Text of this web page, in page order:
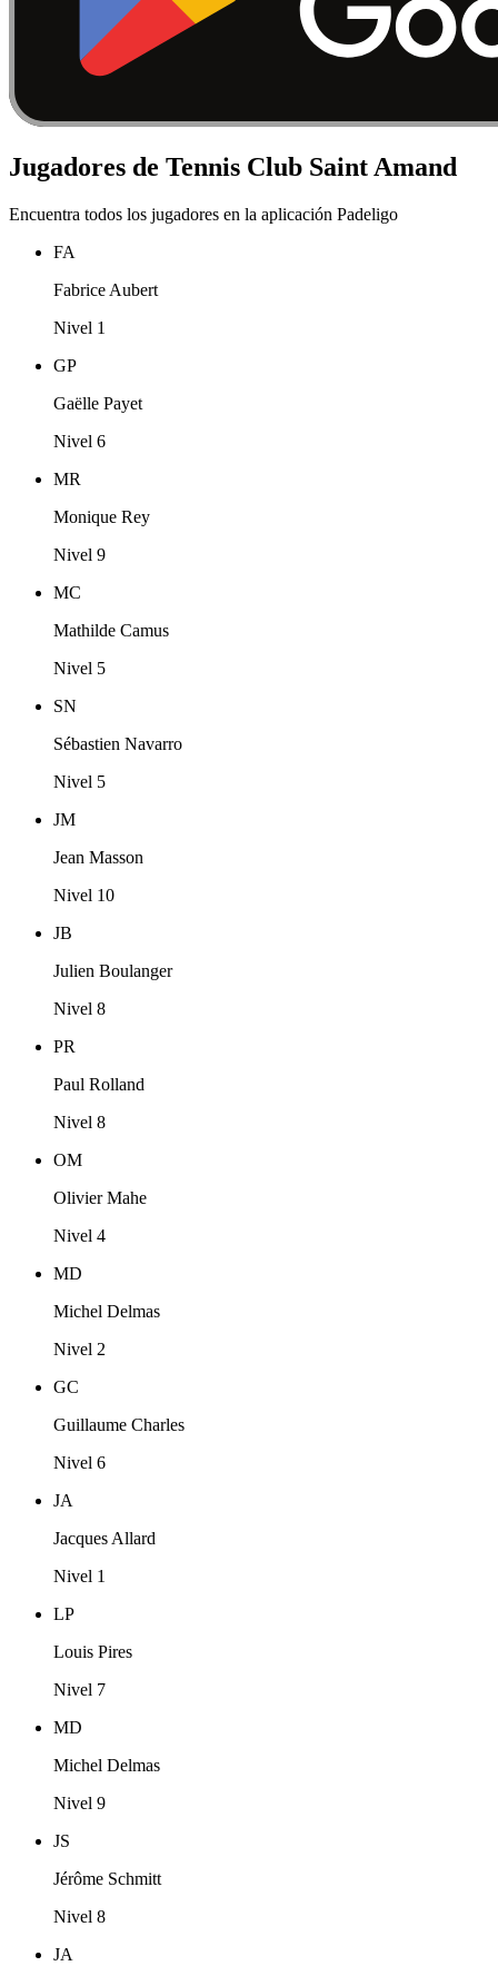
Jugadores de Tennis Club Saint Amand
Encuentra todos los jugadores en la aplicación Padeligo
FA
Fabrice Aubert
Nivel 1
GP
Gaëlle Payet
Nivel 6
MR
Monique Rey
Nivel 9
MC
Mathilde Camus
Nivel 5
SN
Sébastien Navarro
Nivel 5
JM
Jean Masson
Nivel 10
JB
Julien Boulanger
Nivel 8
PR
Paul Rolland
Nivel 8
OM
Olivier Mahe
Nivel 4
MD
Michel Delmas
Nivel 2
GC
Guillaume Charles
Nivel 6
JA
Jacques Allard
Nivel 1
LP
Louis Pires
Nivel 7
MD
Michel Delmas
Nivel 9
JS
Jérôme Schmitt
Nivel 8
JA